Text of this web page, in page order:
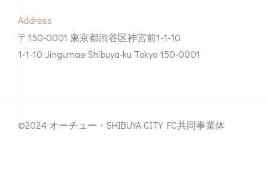
Address
〒150-0001 東京都渋谷区神宮前1-1-10
1-1-10 Jingumae Shibuya-ku Tokyo 150-0001
©2024 オーチュー・SHIBUYA CITY FC共同事業体